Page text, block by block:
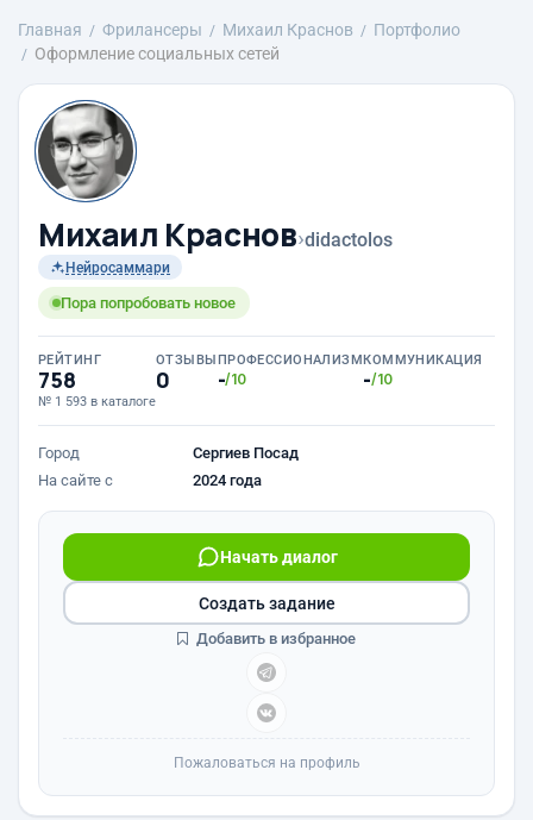
Главная Фрилансеры Михаил Краснов
Портфолио
Оформление социальных сетей
Михаил Краснов›didactolos
Нейросаммари
Пора попробовать новое
РЕЙТИНГ
758
№ 1 593 в каталоге
ОТЗЫВЫ
0
ПРОФЕССИОНАЛИЗМ
-/10
КОММУНИКАЦИЯ
-/10
Город
Сергиев Посад
На сайте с
2024 года
Начать диалог
Создать задание
Добавить в избранное
Пожаловаться на профиль